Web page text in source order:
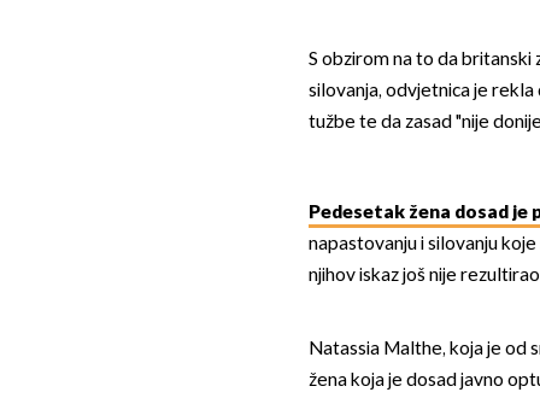
S obzirom na to da
silovanja, odvjetnica je
tužbe te da zasad "nije
Pedesetak žena dosad
napastovanju i silovanju
njihov iskaz još nije
Natassia Malthe, koja je od
žena koja je dosad javno